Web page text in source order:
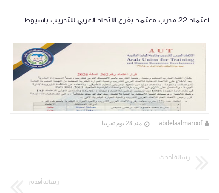
اعتماد 22 مدرب معتمد بفرع الاتحاد العربي للتدريب باسيوط
abdelaalmaroof منذ 28 يوم تقريبا
رسالة أحدث
رسالة أقدم